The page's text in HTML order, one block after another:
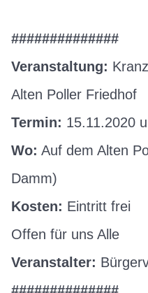
##############
Veranstaltung:
Alten Poller Friedhof
Termin: 15.11.2020
Wo: Auf dem Alten
Damm)
Kosten: Eintritt frei
Offen für uns Alle
Veranstalter: